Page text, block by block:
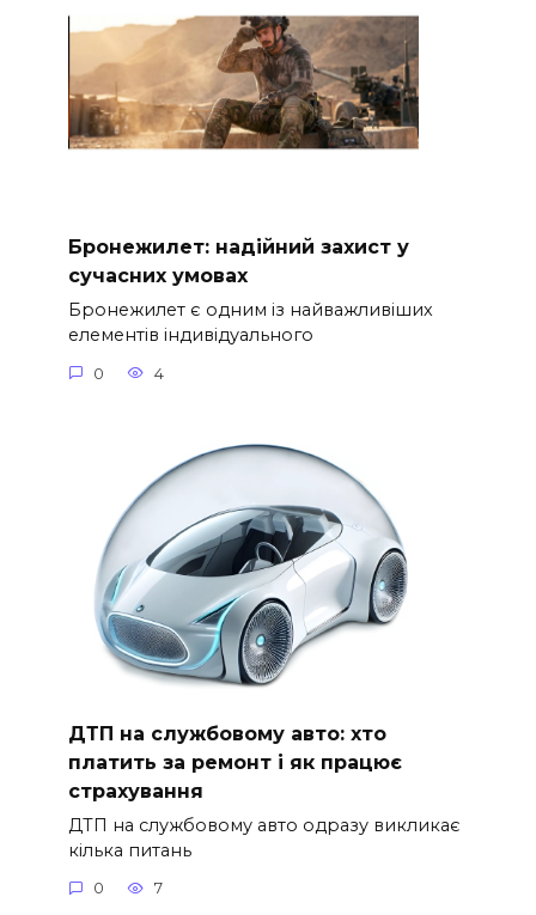
Бронежилет: надійний захист у
сучасних умовах
Бронежилет є одним із найважливіших
елементів індивідуального
0 4
ДТП на службовому авто: хто
платить за ремонт і як працює
страхування
ДТП на службовому авто одразу викликає
кілька питань
0 7